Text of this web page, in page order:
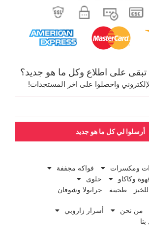
على اطلاع وكل ما هو جديد؟
واحصلوا على اخر المستجدات!
أرسلوا لي كل ما هو جديد
ومكسرات
فواكه مجففة
وكاكاو
حلوى
طحينة جرانولا وشوفان
من نحن
أسرار زاروبي